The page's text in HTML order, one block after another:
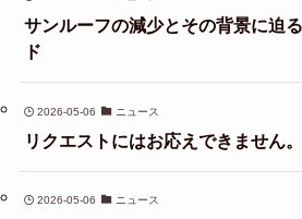
サンルーフの減少とその背景に迫
ド
2026-05-06 ニュース
リクエストにはお応えできません。
2026-05-06 ニュース